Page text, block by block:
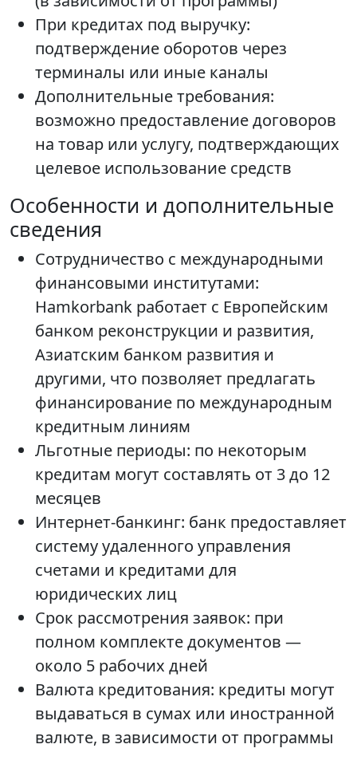
При кредитах под выручку:
подтверждение оборотов через
терминалы или иные каналы
Дополнительные требования:
возможно предоставление договоров
на товар или услугу, подтверждающих
целевое использование средств
Особенности и дополнительные
сведения
Сотрудничество с международными
финансовыми институтами:
Hamkorbank работает с Европейским
банком реконструкции и развития,
Азиатским банком развития и
другими, что позволяет предлагать
финансирование по международным
кредитным линиям
Льготные периоды: по некоторым
кредитам могут составлять от 3 до 12
месяцев
Интернет-банкинг: банк предоставляет
систему удаленного управления
счетами и кредитами для
юридических лиц
Срок рассмотрения заявок: при
полном комплекте документов —
около 5 рабочих дней
Валюта кредитования: кредиты могут
выдаваться в сумах или иностранной
валюте, в зависимости от программы